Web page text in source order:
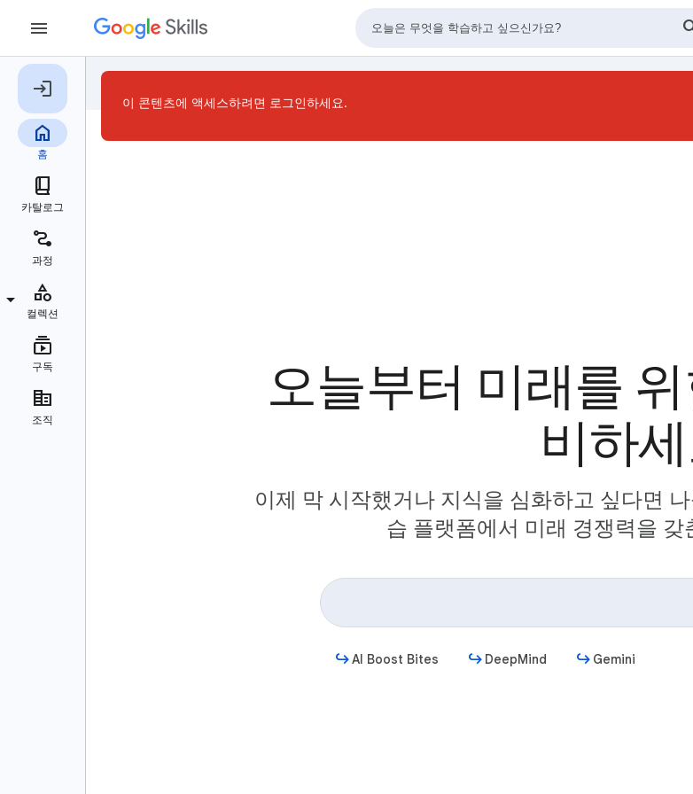
오늘부터 미래를
비하
이제 막 시작했거나 지식을 심화하고 싶다면
습 플랫폼에서 미래 경쟁력을 갖
AI Boost Bites DeepMind Gemini
이 콘텐츠에 액세스하려면 로그인하세요.